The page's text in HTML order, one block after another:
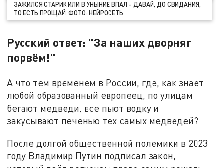
ЗАЖИЛСЯ СТАРИК ИЛИ В УНЫНИЕ ВПАЛ – ДАВАЙ, ДО СВИДАНИЯ,
ТО ЕСТЬ ПРОЩАЙ. ФОТО: НЕЙРОСЕТЬ
Русский ответ: "За наших дворняг
порвём!"
А что тем временем в России, где, как знает
любой образованный европеец, по улицам
бегают медведи, все пьют водку и
закусывают печенью тех самых медведей?
После долгой общественной полемики в 2023
году Владимир Путин подписал закон,